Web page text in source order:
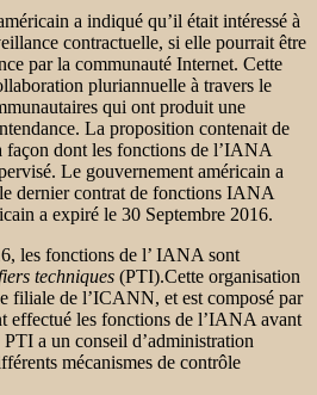
a indiqué qu’il était intéressé à
contractuelle, si elle pourrait être
par la communauté Internet. Cette
pluriannuelle à travers le
qui ont produit une
La proposition contenait de
façon dont les fonctions de l’IANA
Le gouvernement américain a
dernier contrat de fonctions IANA
a expiré le 30 Septembre 2016.
les fonctions de l’ IANA sont
techniques (PTI).Cette organisation
filiale de l’ICANN, et est composé par
effectué les fonctions de l’IANA avant
a un conseil d’administration
mécanismes de contrôle